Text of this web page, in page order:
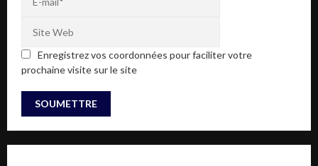
Enregistrez vos coordonnées pour faciliter votre
prochaine visite sur le site